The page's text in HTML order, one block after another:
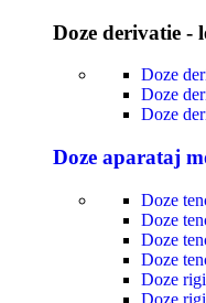
Doze derivatie -
Doze
Doze
Doze
Doze aparataj
Doze
Doze
Doze
Doze
Doze
Doze